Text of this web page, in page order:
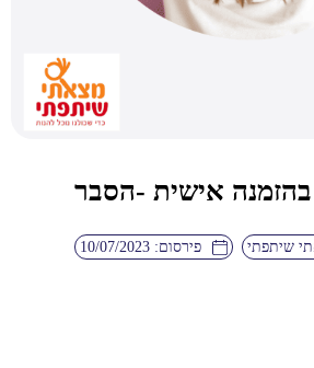
אישית -הסבר
שיתפתי פירסום: 10/07/2023